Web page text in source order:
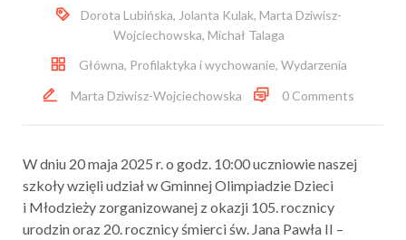
Dorota Lubińska, Jolanta Kulak, Marta Dziwisz-
Wojciechowska, Michał Talaga
Główna, Profilaktyka i wychowanie, Wydarzenia
Marta Dziwisz-Wojciechowska
0 Comments
W dniu 20 maja 2025 r. o godz. 10:00 uczniowie naszej
szkoły wzięli udział w Gminnej Olimpiadzie Dzieci
i Młodzieży zorganizowanej z okazji 105. rocznicy
urodzin oraz 20. rocznicy śmierci św. Jana Pawła II –